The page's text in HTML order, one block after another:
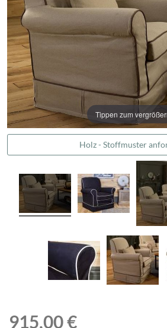
Tippen zum
Holz - Stoffmuster
915,00 €